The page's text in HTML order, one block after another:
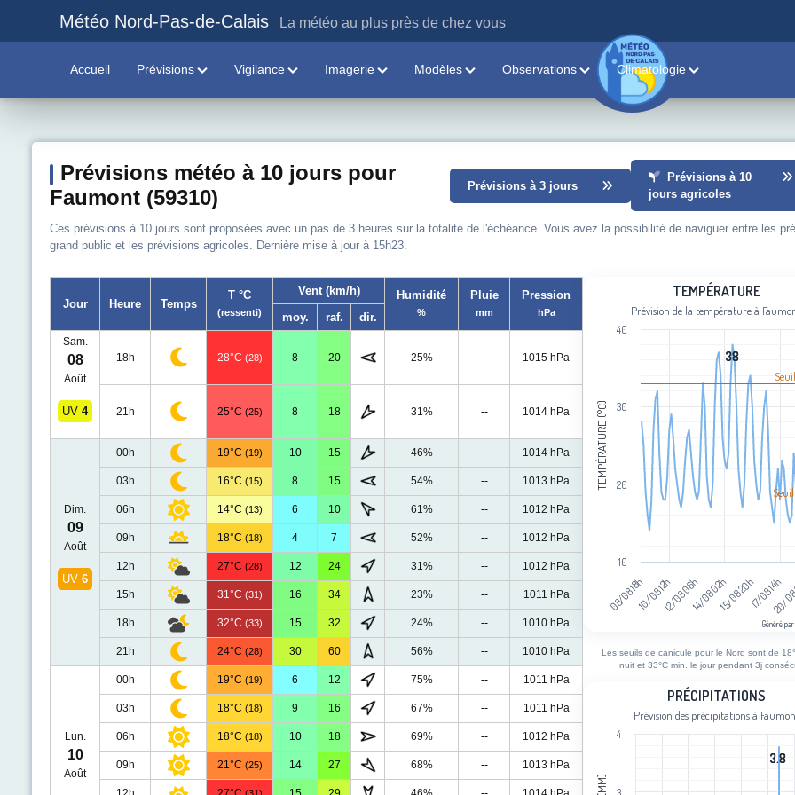
Météo Nord-Pas-de-Calais La météo au plus près de chez vous
Accueil Prévisions Vigilance Imagerie Modèles Observations Climatologie
Prévisions météo à 10 jours pour
Faumont (59310)
Prévisions à 3 jours
Prévisions à 10
jours agricoles
Ces prévisions à 10 jours sont proposées avec un pas de 3 heures sur la totalité de l'échéance. Vous avez la possibilité de naviguer entre les
grand public et les prévisions agricoles. Dernière mise à jour à 15h23.
Jour Heure Temps
T °C
(ressenti)
Vent (km/h) Humidité
%
Pluie
mm
Pression
hPa
moy. raf. dir.
Sam.
08
Août
UV 4
18h 28°C (28) 8 20 25% -- 1015 hPa
21h 25°C (25) 8 18 31% -- 1014 hPa
Dim.
09
Août
UV 6
00h 19°C (19) 10 15 46% -- 1014 hPa
03h 16°C (15) 8 15 54% -- 1013 hPa
06h 14°C (13) 6 10 61% -- 1012 hPa
09h 18°C (18) 4 7 52% -- 1012 hPa
12h 27°C (28) 12 24 31% -- 1012 hPa
15h 31°C (31) 16 34 23% -- 1011 hPa
18h 32°C (33) 15 32 24% -- 1010 hPa
21h 24°C (28) 30 60 56% -- 1010 hPa
Lun.
10
Août
00h 19°C (19) 6 12 75% -- 1011 hPa
03h 18°C (18) 9 16 67% -- 1011 hPa
06h 18°C (18) 10 18 69% -- 1012 hPa
09h 21°C (25) 14 27 68% -- 1013 hPa
Line chart with 101 data points.
Prévision de la température à
View as data table, Température
The chart has 1 X axis displaying
The chart has 1 Y axis displaying
TEMPÉRATURE (°C)
TEMPÉRATURE
Prévision de la température à
38
38
08/08 18h10/08 12h12/08 06h14/08 02h15/08 20h17/08 14h
20/
10
20
30
40
Généré
Les seuils de canicule pour le Nord sont de
nuit et 33°C min. le jour pendant 3j
Bar chart with 101 bars.
Prévision des précipitations à
View as data table, Précipitations
The chart has 1 X axis displaying
PRÉCIPITATIONS
Prévision des précipitations à
3.8
3.8
4